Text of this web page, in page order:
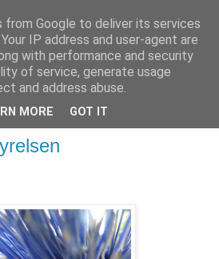
from Google to deliver its services
IP address and user-agent are
with performance and security
of service, generate usage
and address abuse.
MORE GOT IT